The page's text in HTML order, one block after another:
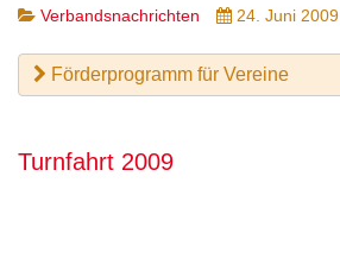
Verbandsnachrichten 24. Juni 2009
Förderprogramm für Vereine
Turnfahrt 2009